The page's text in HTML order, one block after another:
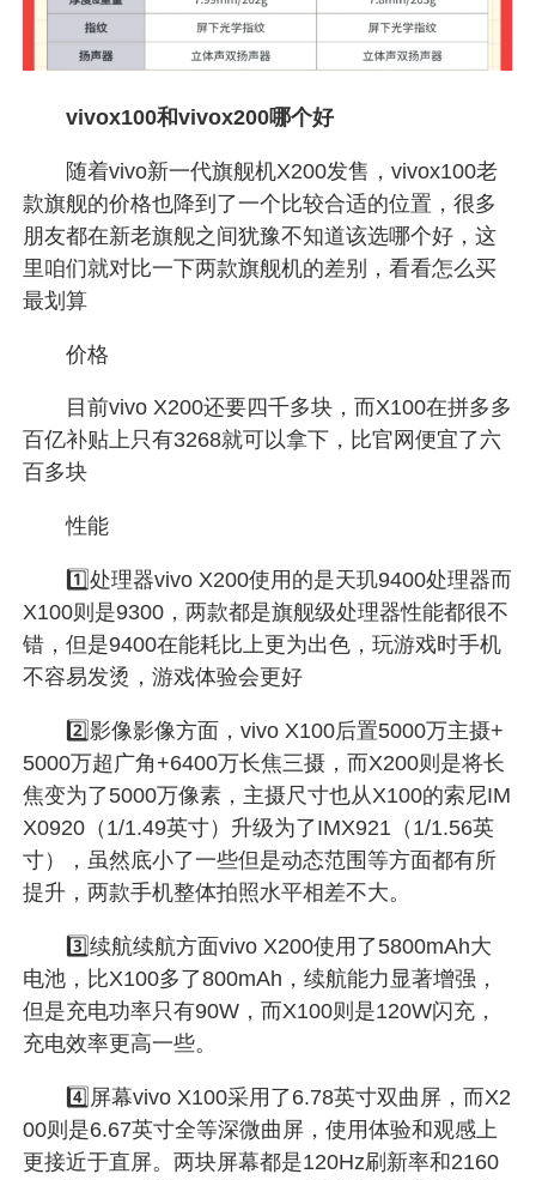
vivox100和vivox200哪个好
随着vivo新一代旗舰机X200发售，vivox100老
款旗舰的价格也降到了一个比较合适的位置，很多
朋友都在新老旗舰之间犹豫不知道该选哪个好，这
里咱们就对比一下两款旗舰机的差别，看看怎么买
最划算
价格
目前vivo X200还要四千多块，而X100在拼多多
百亿补贴上只有3268就可以拿下，比官网便宜了六
百多块
性能
1️⃣处理器vivo X200使用的是天玑9400处理器而
X100则是9300，两款都是旗舰级处理器性能都很不
错，但是9400在能耗比上更为出色，玩游戏时手机
不容易发烫，游戏体验会更好
2️⃣影像影像方面，vivo X100后置5000万主摄+
5000万超广角+6400万长焦三摄，而X200则是将长
焦变为了5000万像素，主摄尺寸也从X100的索尼IM
X0920（1/1.49英寸）升级为了IMX921（1/1.56英
寸），虽然底小了一些但是动态范围等方面都有所
提升，两款手机整体拍照水平相差不大。
3️⃣续航续航方面vivo X200使用了5800mAh大
电池，比X100多了800mAh，续航能力显著增强，
但是充电功率只有90W，而X100则是120W闪充，
充电效率更高一些。
4️⃣屏幕vivo X100采用了6.78英寸双曲屏，而X2
00则是6.67英寸全等深微曲屏，使用体验和观感上
更接近于直屏。两块屏幕都是120Hz刷新率和2160